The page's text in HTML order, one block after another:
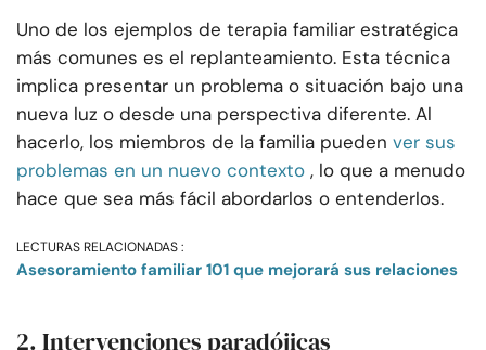
Uno de los ejemplos de terapia familiar estratégica
más comunes es el replanteamiento. Esta técnica
implica presentar un problema o situación bajo una
nueva luz o desde una perspectiva diferente. Al
hacerlo, los miembros de la familia pueden ver sus
problemas en un nuevo contexto , lo que a menudo
hace que sea más fácil abordarlos o entenderlos.
LECTURAS RELACIONADAS :
Asesoramiento familiar 101 que mejorará sus relaciones
2. Intervenciones paradójicas